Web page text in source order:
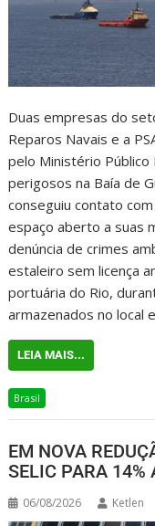
Duas empresas do
Reparos Navais e a
pelo Ministério
perigosos na Baía de
conseguiu contato
espaço aberto a suas
denúncia de crimes
estaleiro sem licença
portuária do Rio,
armazenados no local
LEIA MAIS...
Brasil
EM NOVA
SELIC PARA 14%
06/08/2026 Ketlen